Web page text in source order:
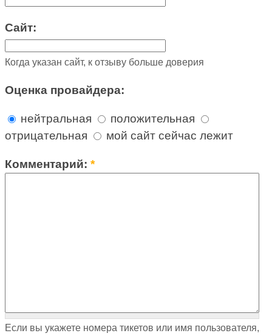
Сайт:
Когда указан сайт, к отзыву больше доверия
Оценка провайдера:
нейтральная
положительная
отрицательная
мой сайт сейчас лежит
Комментарий:*
Если вы укажете номера тикетов или имя пользователя,